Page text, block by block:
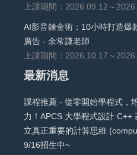
上課期間：2026.09.12～
AI影音鍊金術：10小時打造爆
廣告 - 余常謙老師
上課期間：2026.10.17～
最新消息
課程推薦 - 從零開始學程式，
力！APCS 大學程式設計 C++
立真正重要的計算思維
9/16招生中~